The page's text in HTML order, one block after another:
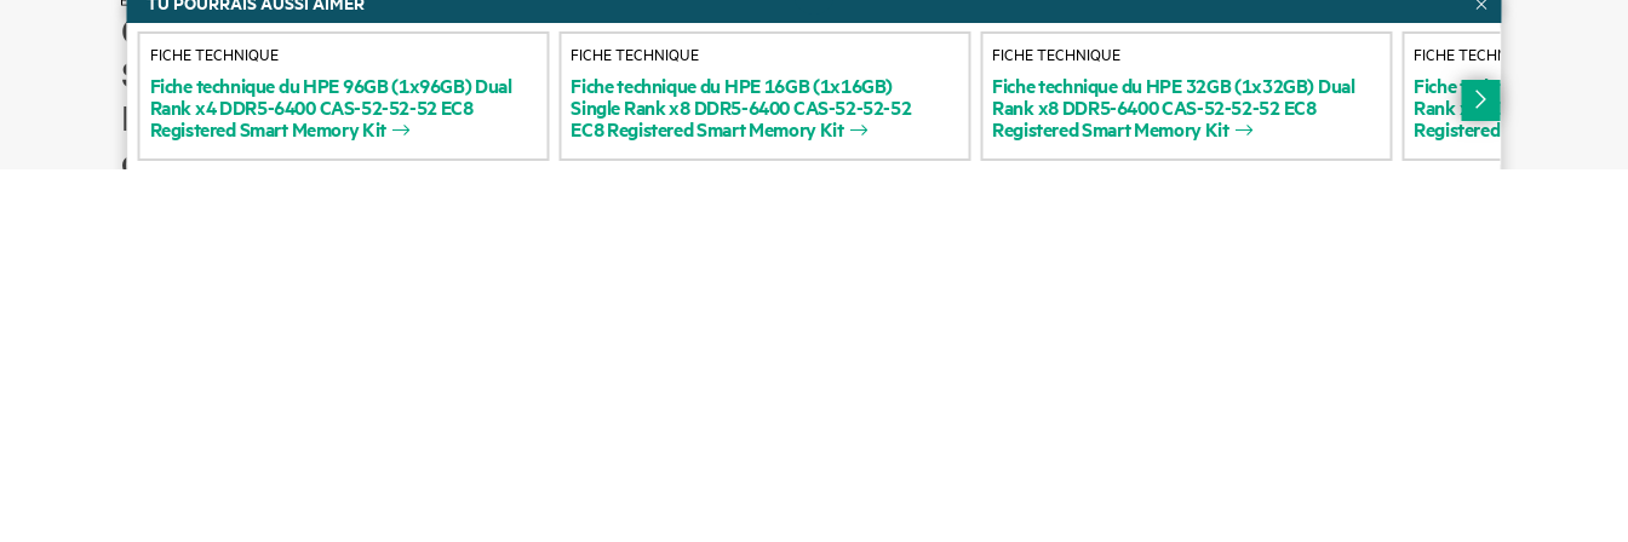
Comment acheter
Support produit
Écrire à l’équipe
commerciale
À propos de HPE
Accessibilité
Carrières
Services d’assistance
Retour et recyclage de
produits
Nous contacter
Formation
Abonnement aux
FichetechniqueduHPE96GB(1x96GB)Dual
Rankx4DDR5-6400CAS-52-52-52EC8
RegisteredSmartMemoryKit
FICHE TECHNIQUE
FichetechniqueduHPE16GB(1x16GB)
SingleRankx8DDR5-6400CAS-52-52-52
EC8RegisteredSmartMemoryKit
FICHE TECHNIQUE
FichetechniqueduHPE32GB(1x32GB)Dual
Rankx8DDR5-6400CAS-52-52-52EC8
RegisteredSmartMemoryKit
FICHE TECHNIQUE
Fichetechnique
Rankx4DDR5-6400
Registered
FICHE TECHNIQUE